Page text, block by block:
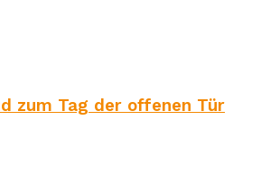
zum Tag der offenen Tür